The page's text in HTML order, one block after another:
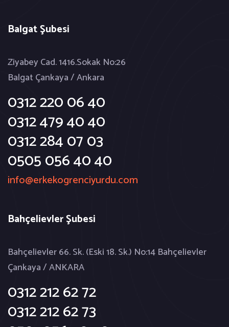
Balgat Şubesi
Ziyabey Cad. 1416.Sokak No:26
Balgat Çankaya / Ankara
0312 220 06 40
0312 479 40 40
0312 284 07 03
0505 056 40 40
info@erkekogrenciyurdu.com
Bahçelievler Şubesi
Bahçelievler 66. Sk. (Eski 18. Sk.) No:14 Bahçelievler
Çankaya / ANKARA
0312 212 62 72
0312 212 62 73